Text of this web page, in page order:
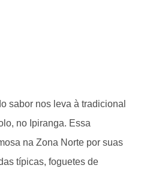
sabor nos leva à tradicional
no Ipiranga. Essa
na Zona Norte por suas
típicas, foguetes de